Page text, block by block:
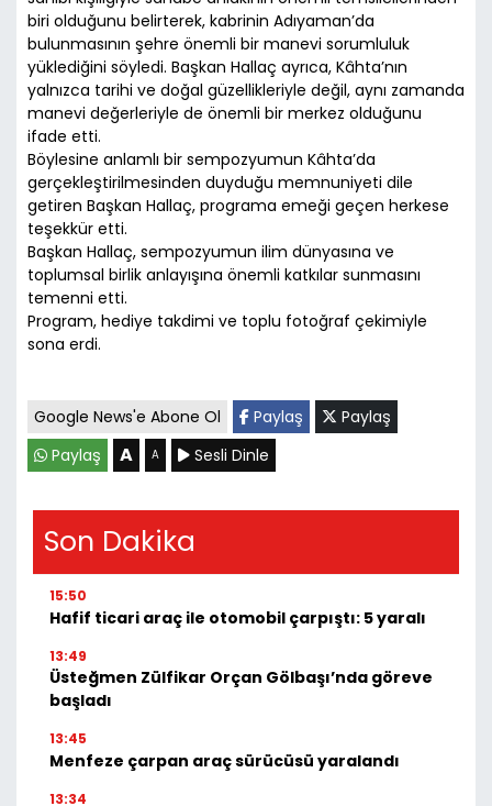
biri olduğunu belirterek, kabrinin Adıyaman’da
bulunmasının şehre önemli bir manevi sorumluluk
yüklediğini söyledi. Başkan Hallaç ayrıca, Kâhta’nın
yalnızca tarihi ve doğal güzellikleriyle değil, aynı zamanda
manevi değerleriyle de önemli bir merkez olduğunu
ifade etti.
Böylesine anlamlı bir sempozyumun Kâhta’da
gerçekleştirilmesinden duyduğu memnuniyeti dile
getiren Başkan Hallaç, programa emeği geçen herkese
teşekkür etti.
Başkan Hallaç, sempozyumun ilim dünyasına ve
toplumsal birlik anlayışına önemli katkılar sunmasını
temenni etti.
Program, hediye takdimi ve toplu fotoğraf çekimiyle
sona erdi.
Google News'e Abone Ol Paylaş
Paylaş
Paylaş
A A Sesli Dinle
Son Dakika
15:50
Hafif ticari araç ile otomobil çarpıştı: 5 yaralı
13:49
Üsteğmen Zülfikar Orçan Gölbaşı’nda göreve
başladı
13:45
Menfeze çarpan araç sürücüsü yaralandı
13:34